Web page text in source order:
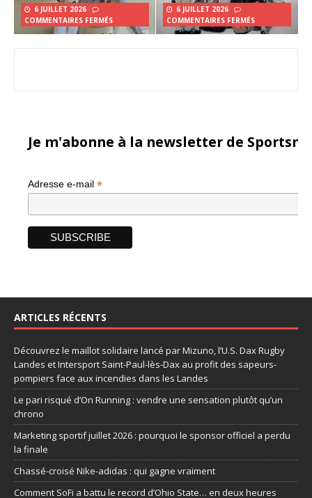
6 JUILLET 2026
COMMENTAIRES FERMÉS
6 JUILLET 2026
COMMENTAIRES FERMÉS
Je m'abonne à la newsletter de
Adresse e-mail *
ARTICLES RÉCENTS
Découvrez le maillot solidaire lancé par Mizuno, l’U.S. Dax Rugby
Landes et Intersport Saint-Paul-lès-Dax au profit des sapeurs-
pompiers face aux incendies dans les Landes
Le pari risqué d’On Running : vendre une sensation plutôt qu’un
chrono
Marketing sportif juillet 2026 : pourquoi le sponsor officiel a perdu
la finale
Chassé-croisé Nike-adidas : qui gagne vraiment
Comment SoFi a battu le record d’Ohio State… en deux heures